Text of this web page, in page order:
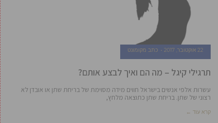
22 אוקטובר, 2017 כתב מקומונט
תרגילי קיגל – מה הם ואיך לבצע אותם?
עשרות אלפי אנשים בישראל חווים מידה מסוימת של בריחת שתן או אובדן לא
רצוני של שתן. בריחת שתן כתוצאה מלחץ,
קרא עוד ←